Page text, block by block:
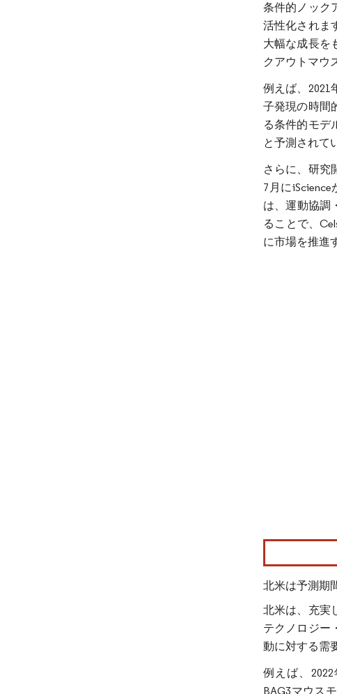
条件的ノック
活性化されま
大幅な成長を
クアウトマウ
例えば、2021
子発現の時間
る条件的モデ
と予測されて
さらに、研究
7月に
は、運動協調
ることで、
に市場を推進
画像 © Mordor
北米は予測期
北米は、充実
テクノロジー
動に対する需
例えば、2022
BAG3マウス